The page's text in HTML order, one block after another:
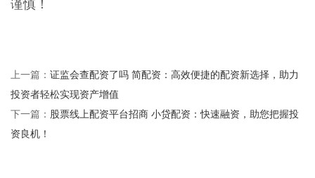
谨慎！
上一篇： 证监会查配资了吗 简配资：高效便捷的配资新选择，助力
投资者轻松实现资产增值
下一篇： 股票线上配资平台招商 小贷配资：快速融资，助您把握投
资良机！